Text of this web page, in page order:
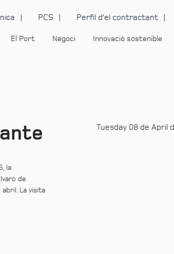
PCS Perfil d’el contractant
El Port Negoci Innovació sostenible
la
de
La visita
Tuesday 08 de April